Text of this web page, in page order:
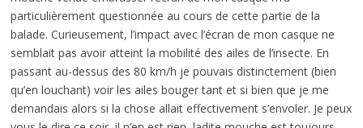
particulièrement questionnée au cours de cette partie de la
balade. Curieusement, l’impact avec l’écran de mon casque ne
semblait pas avoir atteint la mobilité des ailes de l’insecte. En
passant au-dessus des 80 km/h je pouvais distinctement (bien
qu’en louchant) voir les ailes bouger tant et si bien que je me
demandais alors si la chose allait effectivement s’envoler. Je peux